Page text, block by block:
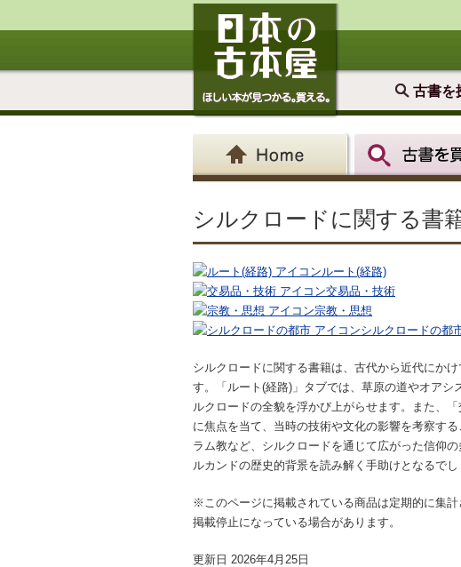
古書を
シルクロードに関する書
ルート(経路)
交易品・技術
宗教・思想
シルクロードの都
シルクロードに関する書籍は、古代から近代にか
す。「ルート(経路)」タブでは、草原の道やオア
ルクロードの全貌を浮かび上がらせます。また、
に焦点を当て、当時の技術や文化の影響を考察す
ラム教など、シルクロードを通じて広がった信仰
ルカンドの歴史的背景を読み解く手助けとなるでし
※このページに掲載されている商品は定期的に集
掲載停止になっている場合があります。
更新日 2026年4月25日